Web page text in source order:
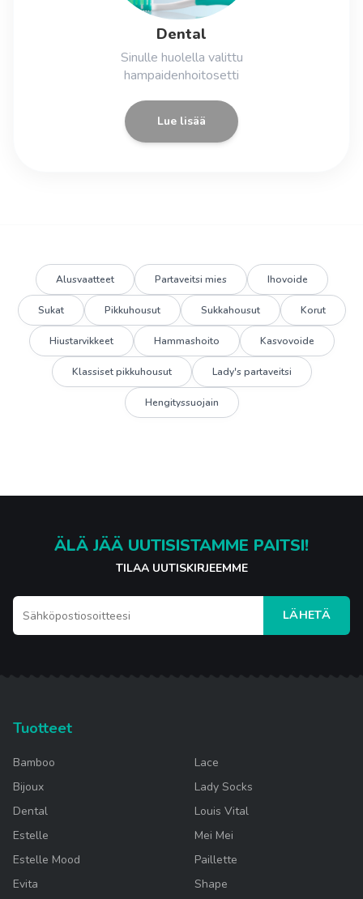
Dental
Sinulle huolella valittu
hampaidenhoitosetti
Lue lisää
Alusvaatteet Partaveitsi mies Ihovoide
Sukat Pikkuhousut Sukkahousut Korut
Hiustarvikkeet Hammashoito Kasvovoide
Klassiset pikkuhousut Lady's partaveitsi
Hengityssuojain
ÄLÄ JÄÄ UUTISISTAMME PAITSI!
TILAA UUTISKIRJEEMME
LÄHETÄ
Tuotteet
Bamboo
Bijoux
Dental
Estelle
Estelle Mood
Evita
Lace
Lady Socks
Louis Vital
Mei Mei
Paillette
Shape